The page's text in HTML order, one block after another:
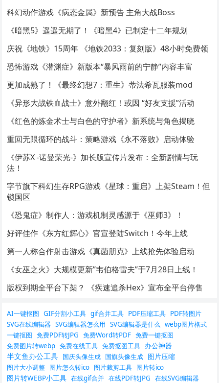
科幻动作游戏《病态金属》新预告 主角大战Boss
《暗黑5》遥遥无期了！《暗黑4》已制定十二年规划
庆祝《地铁》15周年 《地铁2033：复刻版》48小时免费领
恐怖游戏《潜渊症》新版本“暴风雨前的宁静”内容丰富
更加成熟了！《最终幻想7：重生》蒂法希瓦服装mod
《异形大战铁血战士》意外翻红！或因 “好友支援”活动
《红色的炼金术士与白色的守护者》新系统与角色揭晓
重回无限循环的战斗：策略游戏《永不落败》启动体验
《伊苏X -诺曼荣光-》加长版宣传片发布：全新剧情与玩
法！
字节旗下科幻生存RPG游戏《星球：重启》上架Steam！但
锁国区
《恐鬼症》制作人：游戏机制灵感源于《巫师3》！
好评佳作《东方红辉心》官宣登陆Switch！今年上线
第一人称合作射击游戏《真菌朋克》上线抢先体验启动
《女巫之火》大规模更新”韦伯格雷夫”于7月28日上线！
版权到期全平台下架？ 《疾速追杀Hex》宣布全平台停售
AI一键抠图 GIF分割小工具 gif合并工具 PDF压缩工具 PDF转图片
SVG在线编辑器 SVG编辑器怎么用 SVG编辑器是什么 webp图片格式
一键抠图 免费PDF转JPG 免费Word转PDF 免费一键抠图
免费图片转webp 免费在线工具 免费抠图工具 办公神器
半文鱼办公工具 国庆头像生成 国旗头像生成 图片压缩
图片大小调整 图片怎么转ico 图片裁剪工具 图片转ico
图片转WEBP小工具 在线gif合并 在线PDF转JPG 在线SVG编辑器